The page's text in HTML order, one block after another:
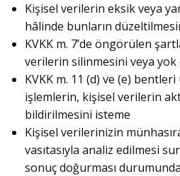
Kişisel verilerin eksik veya
hâlinde bunların
KVKK m. 7’de öngörülen
verilerin silinmesini veya yok
KVKK m. 11 (d) ve (e) bentleri
işlemlerin, kişisel verilerin
bildirilmesini isteme
Kişisel verilerinizin
vasıtasıyla analiz edilmesi
sonuç doğurması